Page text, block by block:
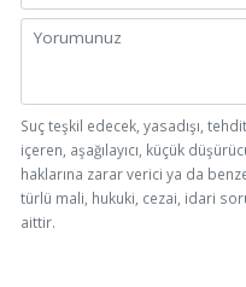
Suç teşkil edecek, yasadışı,
içeren, aşağılayıcı, küçük
haklarına zarar verici ya da
türlü mali, hukuki, cezai, idari
aittir.